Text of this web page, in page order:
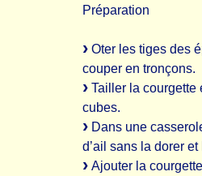
Préparation
Oter les tiges des
couper en tronçons.
Tailler la courgette
cubes.
Dans une
d’ail sans la dorer
Ajouter la